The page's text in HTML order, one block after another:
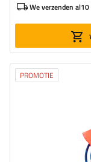
We verzenden al
PROMOTIE
Lengte van de band: